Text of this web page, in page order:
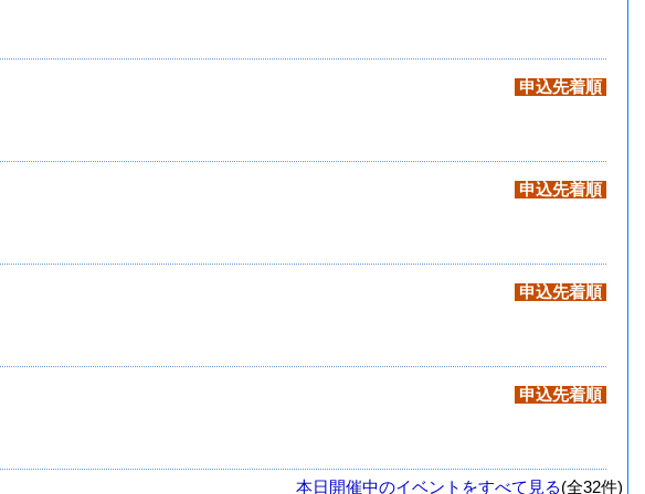
申込先着順
申込先着順
申込先着順
申込先着順
本日開催中のイベントをすべて見る(全32件)